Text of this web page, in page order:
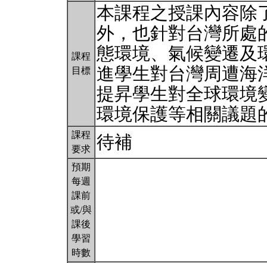
課程
目標
本課程之授課內容除
外，也針對台灣所處
態環境、氣候變遷及
進學生對台灣周遭海
提昇學生對全球環境
環境保護等相關議
課程
要求 待補
預期
每週
課前
或/與
課後
學習
時數